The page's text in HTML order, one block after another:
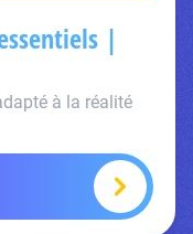
|
à la réalité